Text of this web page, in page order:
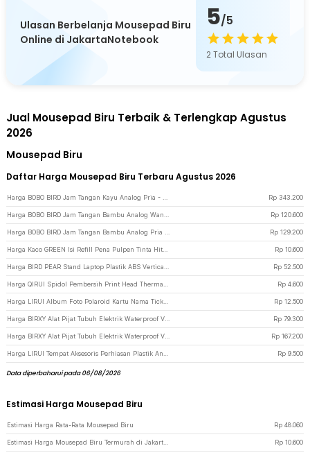
Ulasan Berbelanja Mousepad Biru
Online di JakartaNotebook
5/5
2Total Ulasan
Jual Mousepad Biru Terbaik & Terlengkap Agustus
2026
Mousepad Biru
Daftar Harga Mousepad Biru Terbaru Agustus 2026
Rp 343.200
Rp 120.600
Rp 129.200
Rp 10.600
Rp 52.500
Rp 4.600
Rp 12.500
Rp 79.300
Rp 167.200
Rp 9.500
Data diperbaharui pada 06/08/2026
Estimasi Harga Mousepad Biru
Estimasi Harga Rata-Rata Mousepad Biru Rp 48.060
Rp 10.600